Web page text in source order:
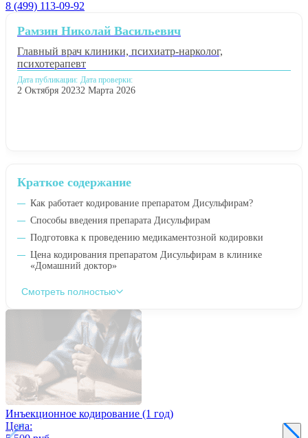
8 (499) 113-09-92
Краткое содержание
Как работает кодирование препаратом Дисульфирам?
Способы введения препарата Дисульфирам
Подготовка к проведению медикаментозной кодировки
Цена кодирования препаратом Дисульфирам в клинике
«Домашний доктор»
Смотреть полностью
Рамзин Николай Васильевич
Главный врач клиники, психиатр-нарколог,
психотерапевт
Дата публикации:
2 Октября 2023
Дата проверки:
2 Марта 2026
Инъекционное кодирование (1 год)
Цена: